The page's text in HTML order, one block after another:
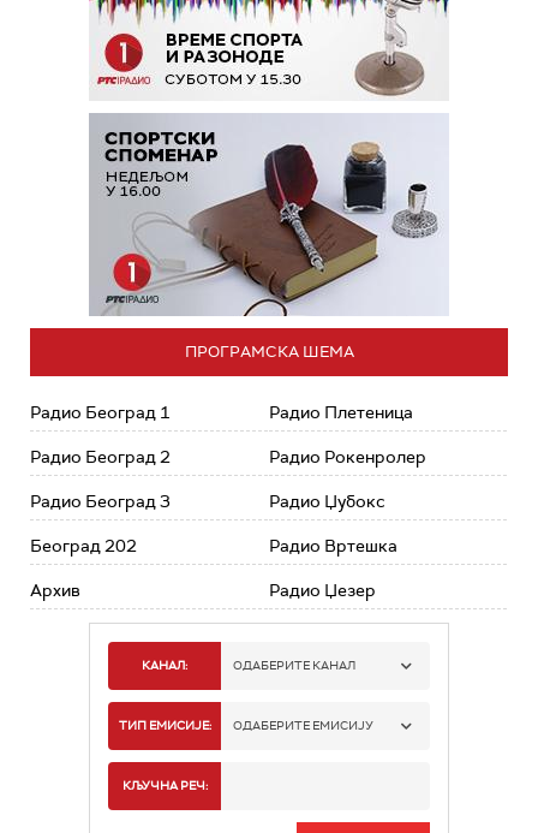
ПРОГРАМСКА ШЕМА
Радио Београд 1
Радио Београд 2
Радио Београд 3
Београд 202
Архив
Радио Плетеница
Радио Рокенролер
Радио Џубокс
Радио Вртешка
Радио Џезер
КАНАЛ: ОДАБЕРИТЕ КАНАЛ
РАДИО БЕОГРАД 1
РАДИО БЕОГРАД 3
ТИП ЕМИСИЈЕ: ОДАБЕРИТЕ ЕМИСИЈУ
КЉУЧНА РЕЧ: